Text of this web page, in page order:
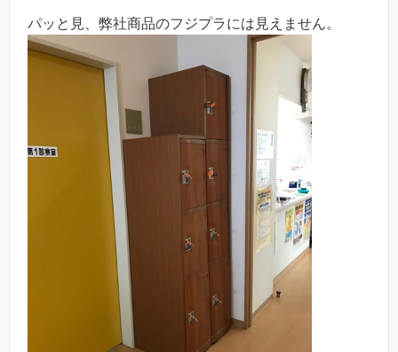
パッと見、弊社商品のフジプラには見えません。